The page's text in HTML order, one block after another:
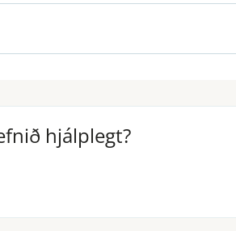
hjálplegt?
hjálplegt?